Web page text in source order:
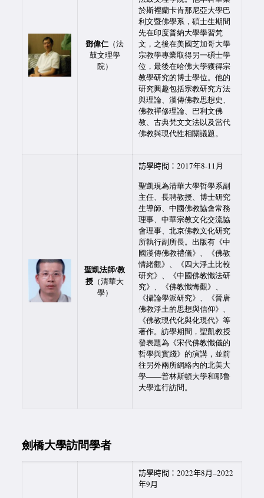
鄧偉仁（法
鼓文理學
院）
於斯裡蘭卡肯那尼亞大學巴
利文暨佛學系，碩士生期間
先在印度普納大學學習梵
文，之後在美國芝加哥大學
宗教學專業取得另一碩士學
位，最後在哈佛大學獲得宗
教學研究的博士學位。他的
研究興趣包括宗教研究方法
與理論、漢傳佛教思想史、
佛教禪修理論、巴利文佛
教、古典梵文文法以及當代
佛教與現代性相關議題。
聖凱法師/教
授 （清華大
學）
訪學時間： 2017年8-11月
聖凱現為清華大學哲學系副
主任、長聘教授、博士研究
生導師、中國佛教協會常務
理事、中華宗教文化交流協
會理事、北京佛教文化研究
所執行副所長。出版有《中
國漢傳佛教禮儀》、《佛教
情緒觀》、《四大淨土比較
研究》、《中國佛教懺法研
究》、《佛教懺悔觀》、
《攝論學派研究》、《晉唐
佛教淨土的思想與信仰》、
《佛教現代化與化現代》等
著作。訪學期間，聖凱教授
發表題為《宋代佛教懺儀的
哲學與實踐》的演講，並前
往另外兩所網絡內的北美大
學——普林斯頓大學和耶鲁
大學進行訪問。
劍橋大學訪問學者
訪學時間：2022年8月–2022
年9月